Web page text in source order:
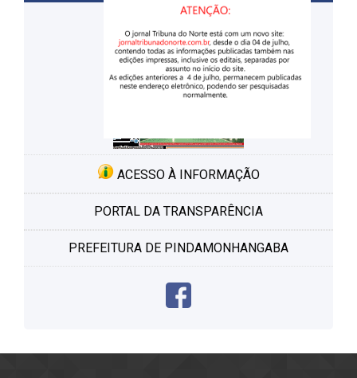
ACESSO À INFORMAÇÃO
PORTAL DA TRANSPARÊNCIA
PREFEITURA DE PINDAMONHANGABA